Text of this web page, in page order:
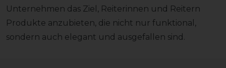
Unternehmen das Ziel, Reiterinnen und Reitern
Produkte anzubieten, die nicht nur funktional,
sondern auch elegant und ausgefallen sind.